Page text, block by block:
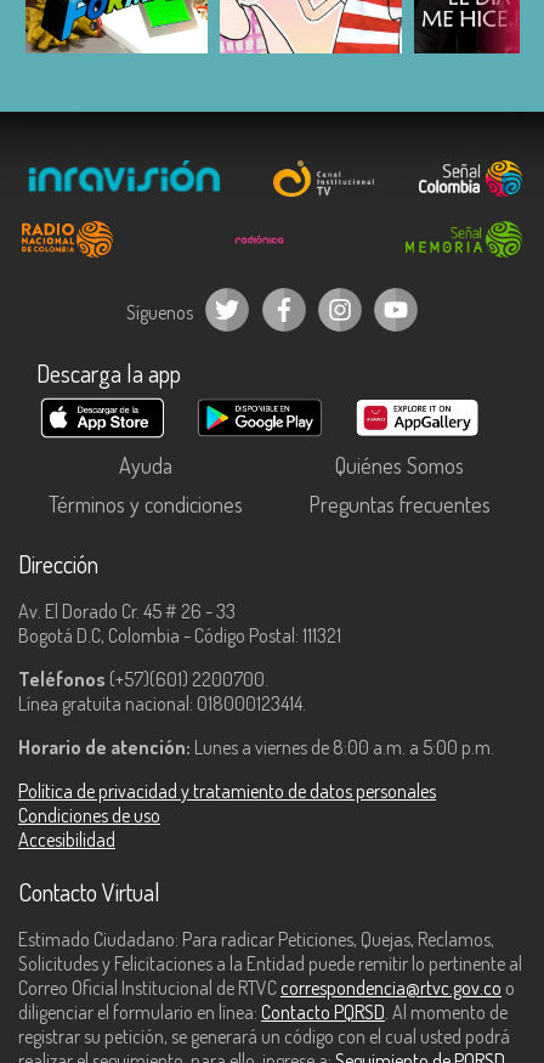
ESCUCHAR ESCUCHAR
Síguenos
Descarga la app
Ayuda
Quiénes Somos
Términos y condiciones
Preguntas frecuentes
Dirección
Av. El Dorado Cr. 45 # 26 - 33
Bogotá D.C, Colombia - Código Postal: 111321
Teléfonos (+57)(601) 2200700.
Línea gratuita nacional: 018000123414.
Horario de atención: Lunes a viernes de 8:00 a.m. a 5:00 p.m.
Política de privacidad y tratamiento de datos personales
Condiciones de uso
Accesibilidad
Contacto Virtual
Estimado Ciudadano: Para radicar Peticiones, Quejas, Reclamos,
Solicitudes y Felicitaciones a la Entidad puede remitir lo pertinente al
Correo Oficial Institucional de RTVC correspondencia@rtvc.gov.co o
diligenciar el formulario en línea: Contacto PQRSD. Al momento de
registrar su petición, se generará un código con el cual usted podrá